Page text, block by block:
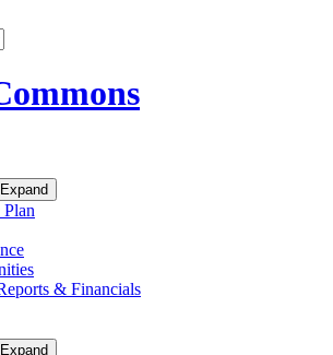
Expand
Plan
& Financials
Expand